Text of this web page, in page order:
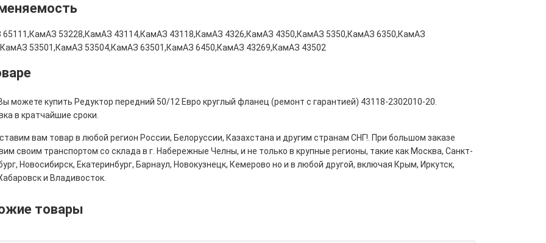
53228,КамАЗ 43114,КамАЗ 43118,КамАЗ 4326,КамАЗ 4350,КамАЗ 5350,КамАЗ 6350,КамАЗ
53501,КамАЗ 53504,КамАЗ 63501,КамАЗ 6450,КамАЗ 43269,КамАЗ 43502
можете купить Редуктор передний 50/12 Евро круглый фланец (ремонт с гарантией) 43118-2302010-20.
в кратчайшие сроки.
вам товар в любой регион России, Белоруссии, Казахстана и другим странам СНГ!. При большом заказе
своим транспортом со склада в г. Набережные Челны, и не только в крупные регионы, такие как Москва, Санкт-
Новосибирск, Екатеринбург, Барнаул, Новокузнецк, Кемерово но и в любой другой, включая Крым, Иркутск,
и Владивосток.
товары